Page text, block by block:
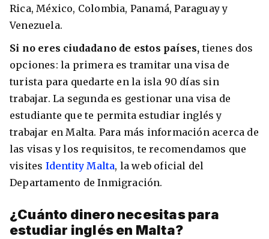
Rica, México, Colombia, Panamá, Paraguay y
Venezuela.
Si no eres ciudadano de estos países, tienes dos
opciones: la primera es tramitar una visa de
turista para quedarte en la isla 90 días sin
trabajar. La segunda es gestionar una visa de
estudiante que te permita estudiar inglés y
trabajar en Malta. Para más información acerca de
las visas y los requisitos, te recomendamos que
visites Identity Malta, la web oficial del
Departamento de Inmigración.
¿Cuánto dinero necesitas para
estudiar inglés en Malta?